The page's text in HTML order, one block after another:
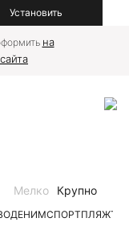
Установить
на
ДЕНИМСПОРТПЛЯЖ
Мелко Крупно